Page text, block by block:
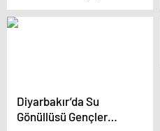
yılda yerli ve milli
imkanlarla savunma
Diyarbakır’da Su
Gönüllüsü Gençler